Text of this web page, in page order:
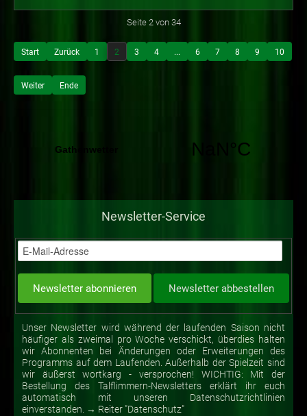
Seite 2 von 34
Start Zurück 1 2 3 4 ... 6 7 8 9 10
Weiter Ende
Newsletter-Service
Unser Newsletter wird während der laufenden Saison nicht
häufiger als zweimal pro Woche verschickt, überdies halten
wir Abonnenten bei Änderungen oder Erweiterungen des
Programms auf dem Laufenden. Außerhalb der Spielzeit sind
wir äußerst wortkarg - versprochen! WICHTIG: Mit der
Bestellung des Talflimmern-Newsletters erklärt ihr euch
automatisch mit unseren Datenschutzrichtlinien
einverstanden. → Reiter "Datenschutz"